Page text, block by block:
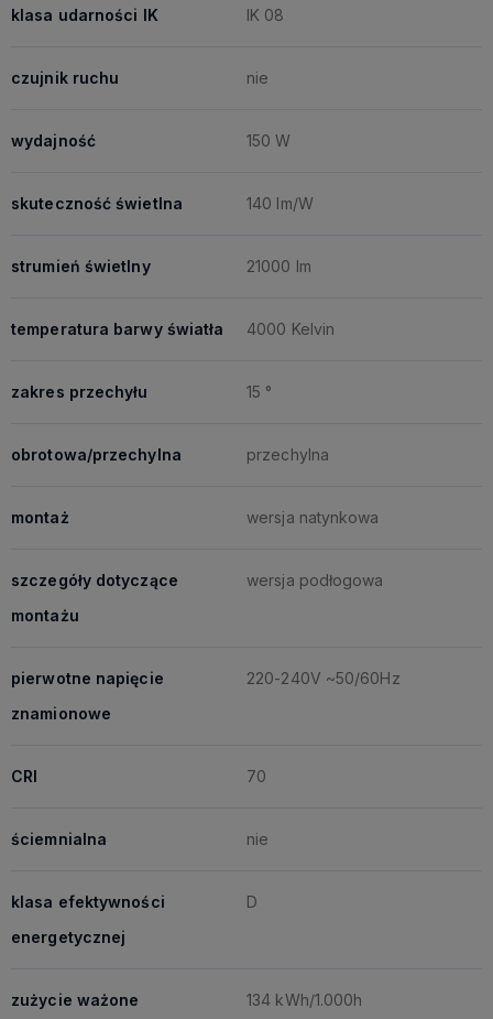
klasa udarności IK IK 08
czujnik ruchu nie
wydajność 150 W
skuteczność świetlna 140 lm/W
strumień świetlny 21000 lm
temperatura barwy światła 4000 Kelvin
zakres przechyłu 15 °
obrotowa/przechylna przechylna
montaż wersja natynkowa
szczegóły dotyczące
montażu
wersja podłogowa
pierwotne napięcie
znamionowe
220-240V ~50/60Hz
CRI 70
ściemnialna nie
klasa efektywności
energetycznej
D
zużycie ważone 134 kWh/1.000h